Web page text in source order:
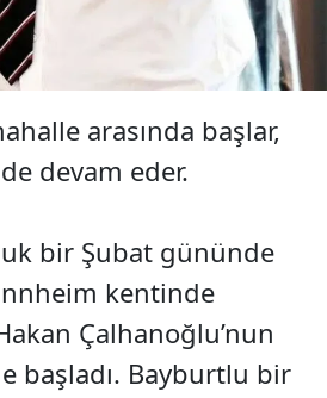
arasında başlar,
devam eder.
bir Şubat gününde
kentinde
Çalhanoğlu’nun
başladı. Bayburtlu bir